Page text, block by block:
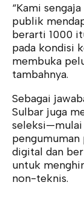
“Kami
publik
berarti 1000
pada kondisi
membuka
tambahnya.
Sebagai
Sulbar juga
seleksi—mulai
digital dan
untuk
non-teknis.